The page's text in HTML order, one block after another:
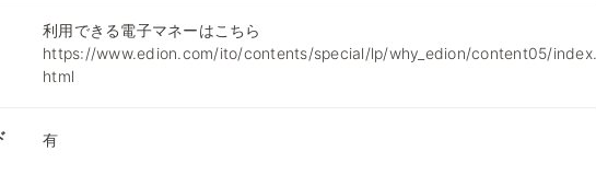
利用できる電子マネーはこちら
https://www.edion.com/ito/contents/special/lp/why_edion/content05/index.
html
有